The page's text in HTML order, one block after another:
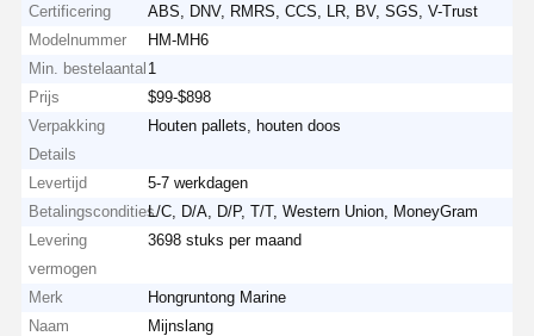
Certificering
ABS, DNV, RMRS, CCS, LR, BV, SGS, V-Trust
Modelnummer
HM-MH6
Min. bestelaantal 1
Prijs
$99-$898
Verpakking
Details
Houten pallets, houten doos
Levertijd
5-7 werkdagen
BetalingsconditiesL/C, D/A, D/P, T/T, Western Union, MoneyGram
Levering
vermogen
3698 stuks per maand
Merk
Hongruntong Marine
Naam
Mijnslang